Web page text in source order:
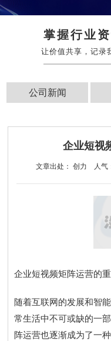
掌握行业
让价值共享，记录
公司新闻
企业短视
文章出处： 创力 人气
企业短视频矩阵运营的
随着互联网的发展和智
常生活中不可或缺的一
阵运营也逐渐成为了一